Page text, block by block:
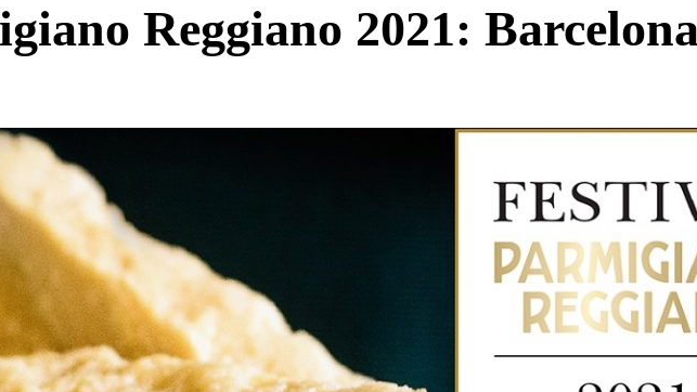
Reggiano 2021: